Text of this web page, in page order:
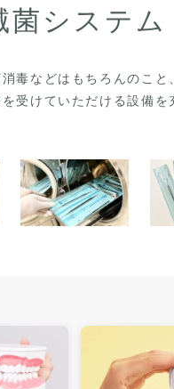
菌システム
毒などはもちろんのこと
受けていただける設備を